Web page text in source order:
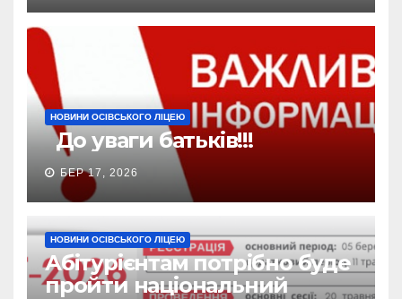
НОВИНИ ОСІВСЬКОГО ЛІЦЕЮ
До уваги батьків!!!
БЕР 17, 2026
НОВИНИ ОСІВСЬКОГО ЛІЦЕЮ
Абітурієнтам потрібно буде
пройти національний